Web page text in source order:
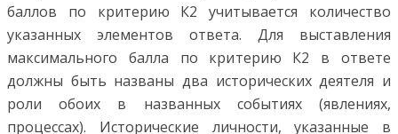
баллов по критерию К2 учитывается количество
указанных элементов ответа. Для выставления
максимального балла по критерию К2 в ответе
должны быть названы два исторических деятеля и
роли обоих в названных событиях (явлениях,
процессах). Исторические личности, указанные в